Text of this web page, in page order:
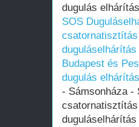
dugulás
SOS
duguláselhárítás
Budapest és
dugulás
- Sámsonháza -
duguláselhárítás